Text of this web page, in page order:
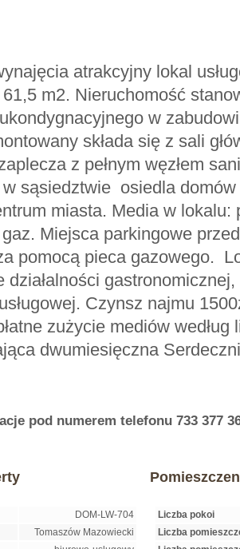
atrakcyjny lokal
m2. Nieruchomość
w
składa się z sali
z pełnym węzłem
sąsiedztwie osiedla
miasta. Media w lokalu:
Miejsca parkingowe
pomocą pieca gazowego.
działalności
Czynsz najmu
zużycie mediów według
dwumiesięczna
pod numerem telefonu 733 377
DOM-LW-704
Tomaszów Mazowiecki
Liczba pokoi
Liczba